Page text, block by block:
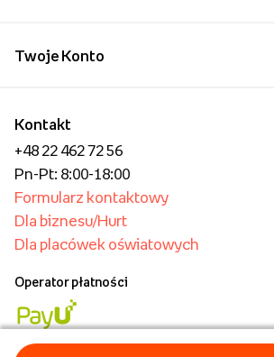
Kontakt
+48 22 462 72 56
Pn-Pt: 8:00-18:00
Formularz kontaktowy
Dla biznesu/Hurt
Dla placówek oświatowych
Operator płatności
Twoje Konto